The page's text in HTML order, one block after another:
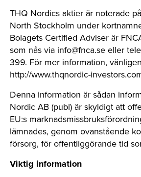
THQ Nordics aktier är noterade
North Stockholm under
Bolagets Certified Adviser är
som nås via info@fnca.seeller
399. För mer information,
http://www.thqnordic-
Denna information är sådan
Nordic AB (publ) är skyldigt att
EU:s
lämnades, genom ovanstående
försorg, för offentliggörande tid
Viktig information